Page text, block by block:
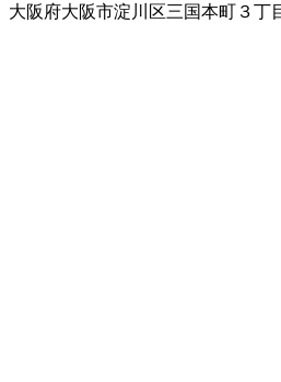
大阪府大阪市淀川区三国本町３丁